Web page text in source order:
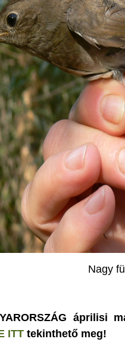
Nagy
áprilisi
ITT tekinthető meg!